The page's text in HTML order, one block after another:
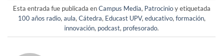
Esta entrada fue publicada enCampus Media, Patrocinioy etiquetada
100 años radio, aula, Cátedra, Educast UPV, educativo, formación,
innovación, podcast, profesorado.